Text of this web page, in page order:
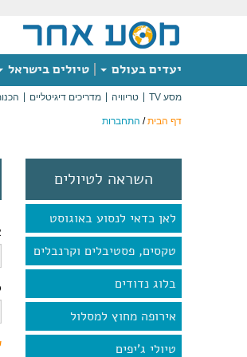
יעדים בעולם טיולים בישראל
מסע TV טריוויה מדריכים דיגיטליים
דף הבית/ התחברות
השראה לטיולים
לאן כדאי לנסוע באוגוסט
טקסים, פסטיבלים וקרנבלים
בלוג נדודים
אירופה מחוץ למסלול
טיולי ג'יפים